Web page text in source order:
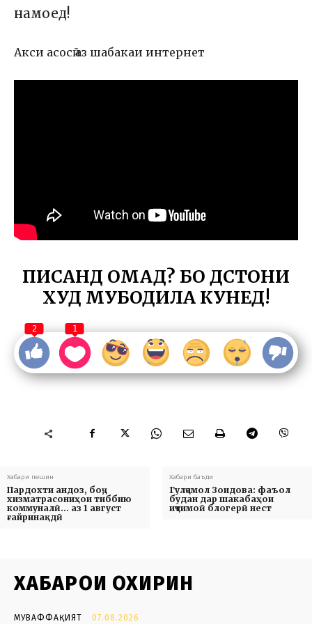
намоед!
Акси асосӣ аз шабакаи интернет
ПИСАНД ОМАД? БО ДӮСТОНИ
ХУД МУБОДИЛА КУНЕД!
2 1
Хабари пешин
Пардохти андоз, боҷ,
хизматрасониҳои тиббию
коммуналӣ… аз 1 август
ғайринақдӣ
Хабари баъди
Гулҷамол Зоидова: фаъол
будан дар шакабаҳои
иҷтимоӣ блогерӣ нест
ХАБАРҲОИ ОХИРИН
МУВАФФАҚИЯТ 07.08.2026